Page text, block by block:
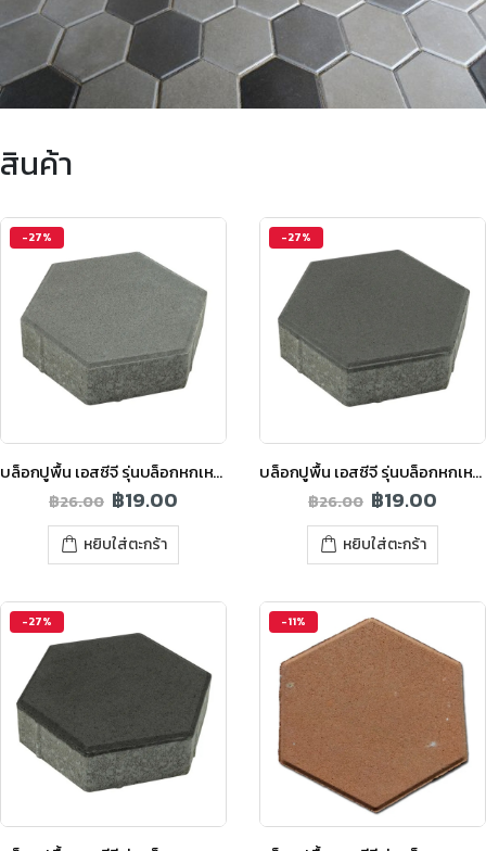
สินค้า
-27%
บล็อกปูพื้น เอสซีจี รุ่นบล็อกหกเหลี่ยม สีเทา
฿26.00 ฿19.00
หยิบใส่ตะกร้า
-27%
บล็อกปูพื้น เอสซีจี รุ่นบล็อกหกเหลี่ยม สีดำ
฿26.00 ฿19.00
หยิบใส่ตะกร้า
-27% -11%